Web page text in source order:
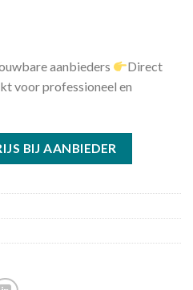
aanbieders
Direct
voor professioneel en
BIJ AANBIEDER